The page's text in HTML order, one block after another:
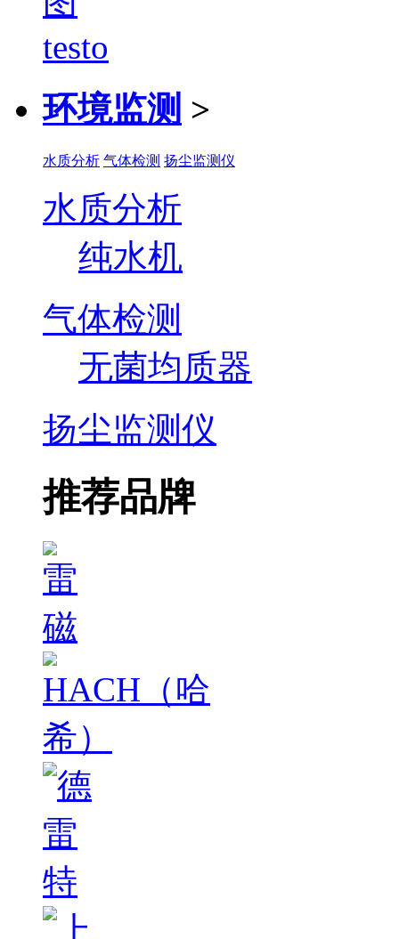
环境监测 >
水质分析 气体检测 扬尘监测仪
水质分析
纯水机
气体检测
无菌均质器
扬尘监测仪
推荐品牌